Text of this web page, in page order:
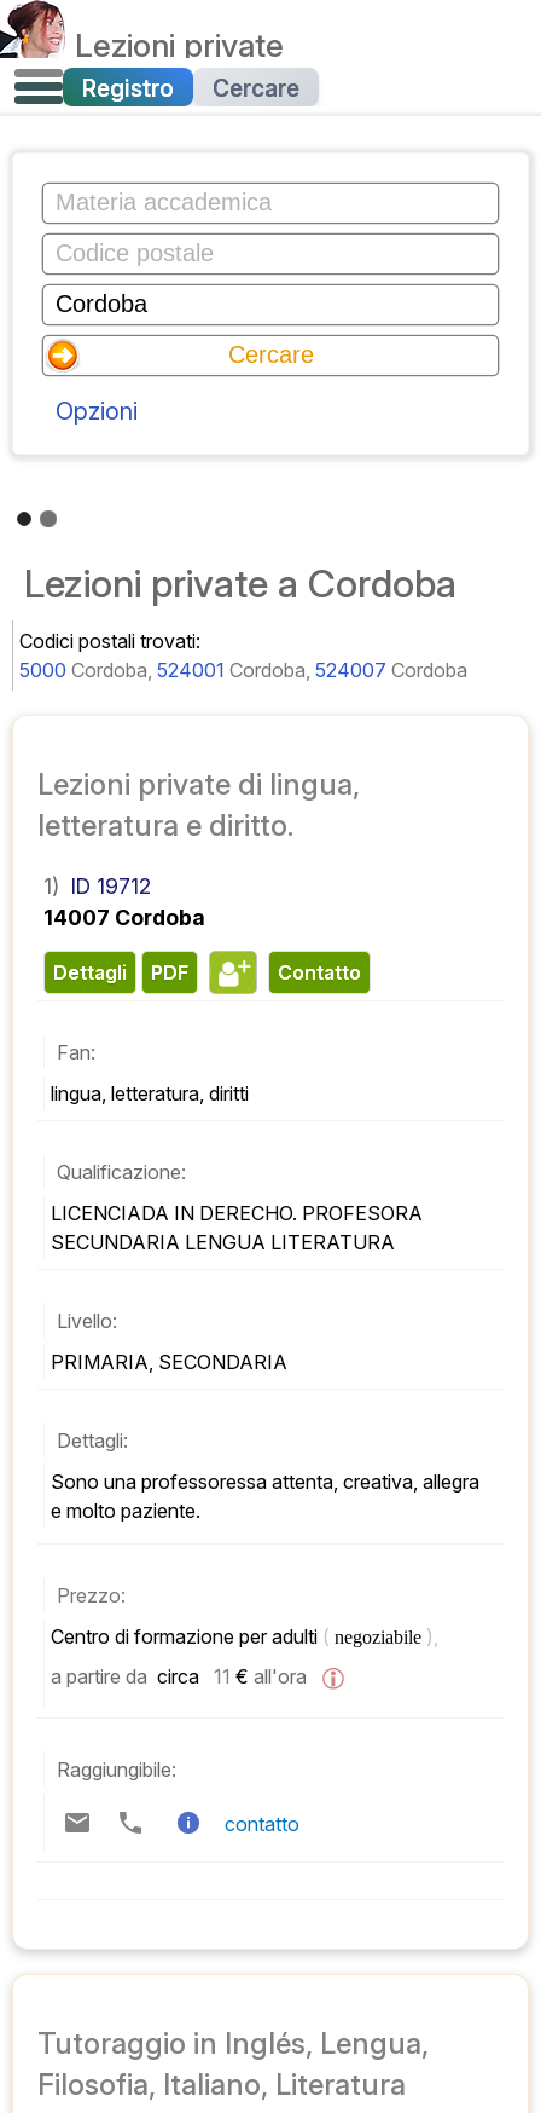
Lezioni private
Registro Cercare
Opzioni
Lezioni private a Cordoba
Codici postali trovati:
5000 Cordoba, 524001 Cordoba, 524007 Cordoba
Lezioni private di lingua,
letteratura e diritto.
1) ID 19712
14007 Cordoba
Dettagli PDF contatto
Fan:
lingua, letteratura, diritti
Qualificazione:
LICENCIADA IN DERECHO. PROFESORA
SECUNDARIA LENGUA LITERATURA
Livello:
PRIMARIA, SECONDARIA
Dettagli:
Sono una professoressa attenta, creativa, allegra
e molto paziente.
Prezzo:
Centro di formazione per adulti ( negoziabile ),
a partire da circa 11 € all'ora
Raggiungibile:
contatto
Tutoraggio in Inglés, Lengua,
Filosofia, Italiano, Literatura